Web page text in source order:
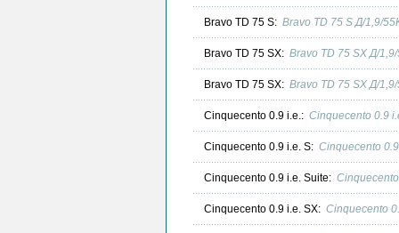
Bravo TD 75 S: Bravo TD 75 S Д/1,9/
Bravo TD 75 SX: Bravo TD 75 SX Д/
Bravo TD 75 SX: Bravo TD 75 SX Д/
Cinquecento 0.9 i.e.: Cinquecento 0.9
Cinquecento 0.9 i.e. S: Cinquecento
Cinquecento 0.9 i.e. Suite:
Cinquecento 0.9 i.e. SX: Cinquecento